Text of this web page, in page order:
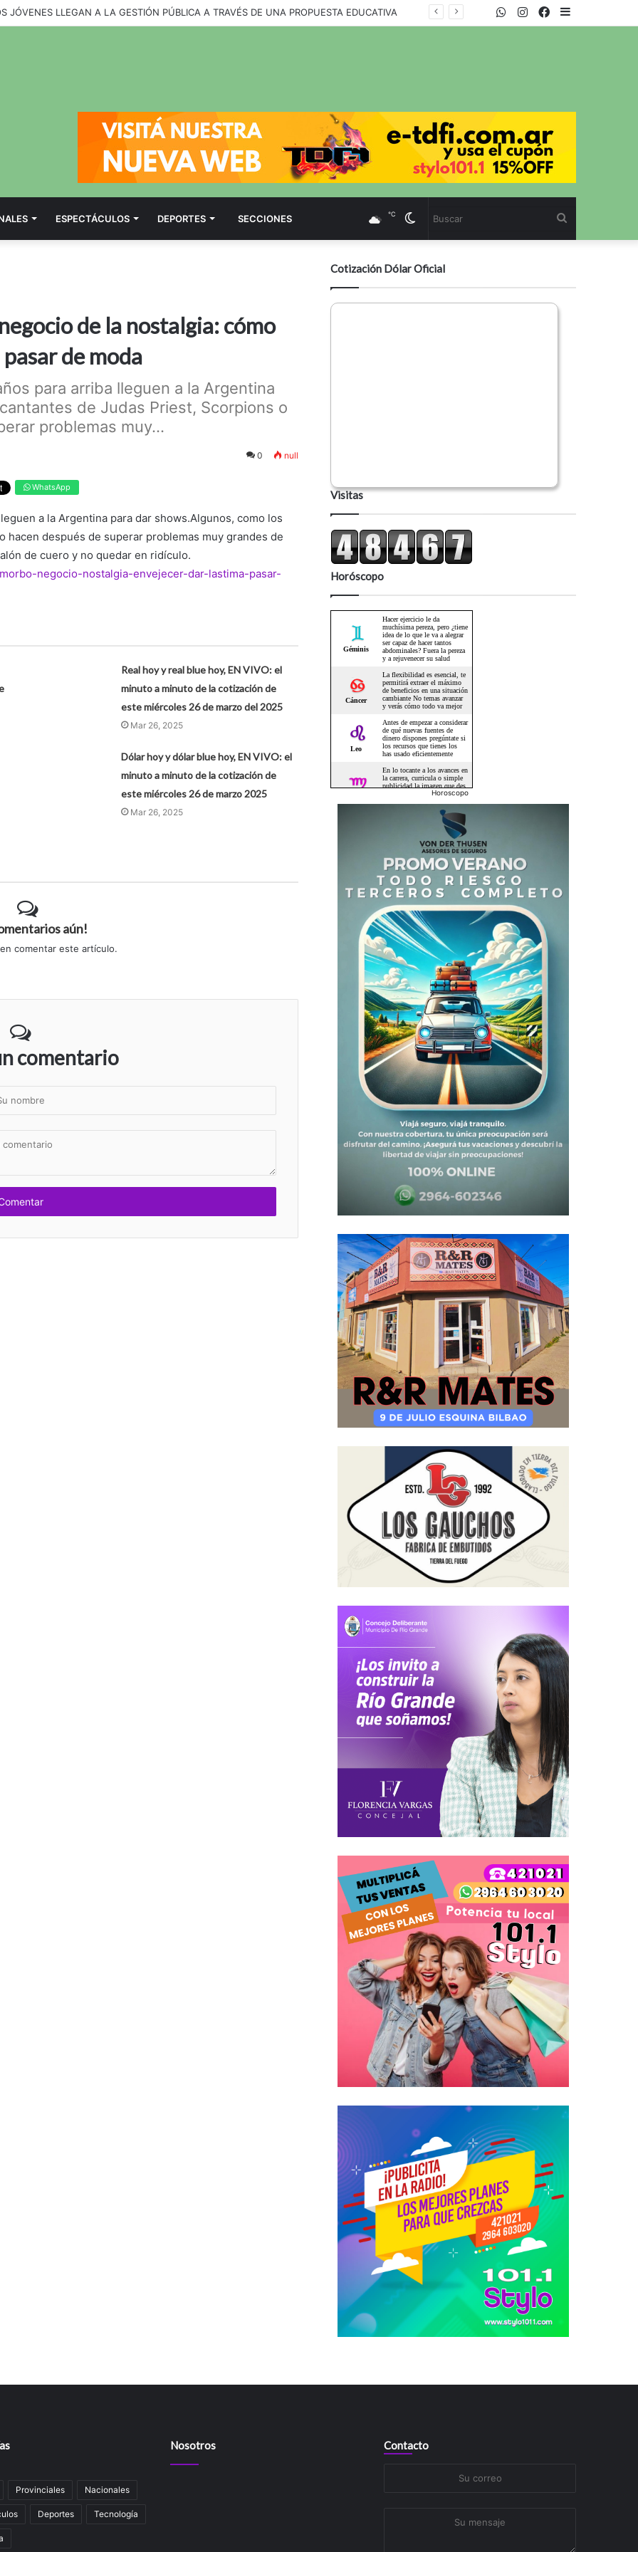
JÓVENES LLEGAN A LA GESTIÓN PÚBLICA A TRAVÉS DE UNA PROPUESTA EDUCATIVA Facebook
Twitter
Instagram
WhatsApp
ESPECTÁCULOS DEPORTES SECCIONES Cambiar
modo
℃
de la nostalgia: cómo
de moda
para arriba lleguen a la Argentina
de Judas Priest, Scorpions o
problemas muy...
0 null
WhatsApp
a la Argentina para dar shows.Algunos, como los
hacen después de superar problemas muy grandes de
de cuero y no quedar en ridículo.
negocio-nostalgia-envejecer-dar-lastima-pasar-
Real hoy y real blue hoy, EN VIVO: el
minuto a minuto de la cotización de
este miércoles 26 de marzo del 2025
Mar 26, 2025
Dólar hoy y dólar blue hoy, EN VIVO: el
minuto a minuto de la cotización de
este miércoles 26 de marzo 2025
Mar 26, 2025
aún!
comentar este artículo.
comentario
Cotización Dólar Oficial
Visitas
Horóscopo
Horoscopo
Provinciales Nacionales
Deportes Tecnología
Nosotros Contacto